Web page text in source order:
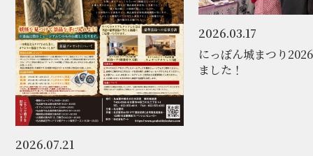
2026.07.21
2026.03.17
にっぽん城まつり
ました！